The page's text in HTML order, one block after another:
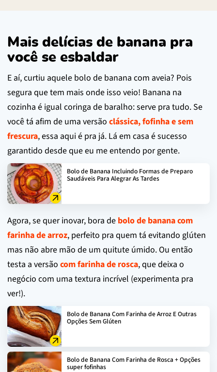
Mais delícias de banana pra
você se esbaldar
E aí, curtiu aquele bolo de banana com aveia? Pois
segura que tem mais onde isso veio! Banana na
cozinha é igual coringa de baralho: serve pra tudo. Se
você tá afim de uma versão clássica, fofinha e sem
frescura, essa aqui é pra já. Lá em casa é sucesso
garantido desde que eu me entendo por gente.
Bolo de Banana Incluindo Formas de Preparo
Saudáveis Para Alegrar As Tardes
Agora, se quer inovar, bora de bolo de banana com
farinha de arroz, perfeito pra quem tá evitando glúten
mas não abre mão de um quitute úmido. Ou então
testa a versão com farinha de rosca, que deixa o
negócio com uma textura incrível (experimenta pra
ver!).
Bolo de Banana Com Farinha de Arroz E Outras
Opções Sem Glúten
Bolo de Banana Com Farinha de Rosca + Opções
super fofinhas